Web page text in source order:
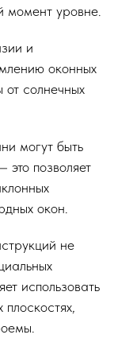
уровне.
и
оконных
солнечных
могут быть
позволяет
окон.
не
использовать